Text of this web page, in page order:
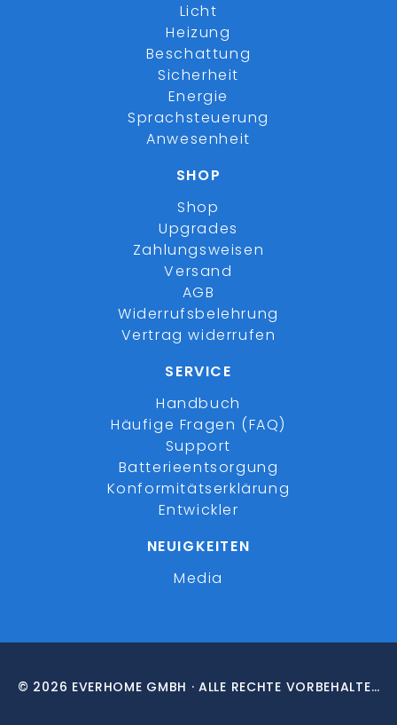
Licht
Heizung
Beschattung
Sicherheit
Energie
Sprachsteuerung
Anwesenheit
SHOP
Shop
Upgrades
Zahlungsweisen
Versand
AGB
Widerrufsbelehrung
Vertrag widerrufen
SERVICE
Handbuch
Häufige Fragen (FAQ)
Support
Batterieentsorgung
Konformitätserklärung
Entwickler
NEUIGKEITEN
Media
© 2026 EVERHOME GMBH · ALLE RECHTE VORBEHALTEN